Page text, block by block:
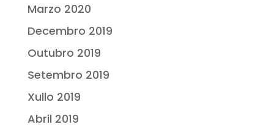
Marzo 2020
Decembro 2019
Outubro 2019
Setembro 2019
Xullo 2019
Abril 2019